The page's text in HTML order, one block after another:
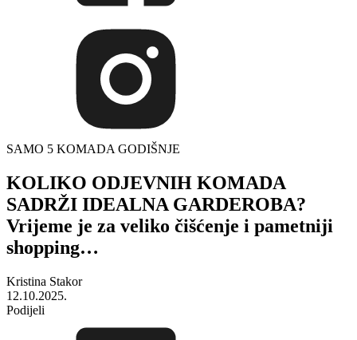
SAMO 5 KOMADA GODIŠNJE
KOLIKO ODJEVNIH KOMADA
SADRŽI IDEALNA GARDEROBA?
Vrijeme je za veliko čišćenje i pametniji
shopping…
Kristina Stakor
12.10.2025.
Podijeli